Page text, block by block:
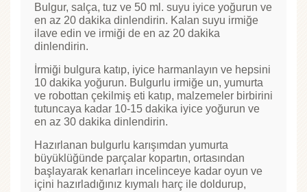
Bulgur, salça, tuz ve 50 ml. suyu iyice yoğurun ve
en az 20 dakika dinlendirin. Kalan suyu irmiğe
ilave edin ve irmiği de en az 20 dakika
dinlendirin.
İrmiği bulgura katıp, iyice harmanlayın ve hepsini
10 dakika yoğurun. Bulgurlu irmiğe un, yumurta
ve robottan çekilmiş eti katıp, malzemeler birbirini
tutuncaya kadar 10-15 dakika iyice yoğurun ve
en az 30 dakika dinlendirin.
Hazırlanan bulgurlu karışımdan yumurta
büyüklüğünde parçalar kopartın, ortasından
başlayarak kenarları incelinceye kadar oyun ve
içini hazırladığınız kıymalı harç ile doldurup,